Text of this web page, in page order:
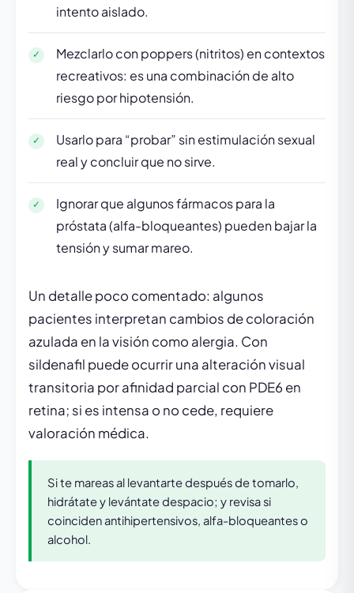
intento aislado.
Mezclarlo con poppers (nitritos) en contextos
recreativos: es una combinación de alto
riesgo por hipotensión.
Usarlo para “probar” sin estimulación sexual
real y concluir que no sirve.
Ignorar que algunos fármacos para la
próstata (alfa-bloqueantes) pueden bajar la
tensión y sumar mareo.
Un detalle poco comentado: algunos
pacientes interpretan cambios de coloración
azulada en la visión como alergia. Con
sildenafil puede ocurrir una alteración visual
transitoria por afinidad parcial con PDE6 en
retina; si es intensa o no cede, requiere
valoración médica.
Si te mareas al levantarte después de tomarlo,
hidrátate y levántate despacio; y revisa si
coinciden antihipertensivos, alfa-bloqueantes o
alcohol.